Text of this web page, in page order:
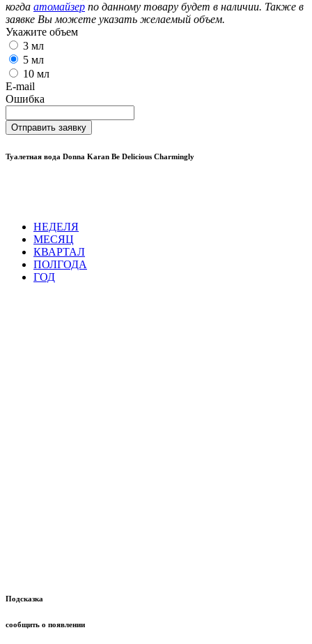
когда атомайзер по данному товару будет в наличии. Также в
заявке Вы можете указать желаемый объем.
Укажите объем
3 мл
5 мл
10 мл
E-mail
Ошибка
Отправить заявку
Туалетная вода Donna Karan Be Delicious Charmingly
НЕДЕЛЯ
МЕСЯЦ
КВАРТАЛ
ПОЛГОДА
ГОД
Подсказка
сообщить о появлении